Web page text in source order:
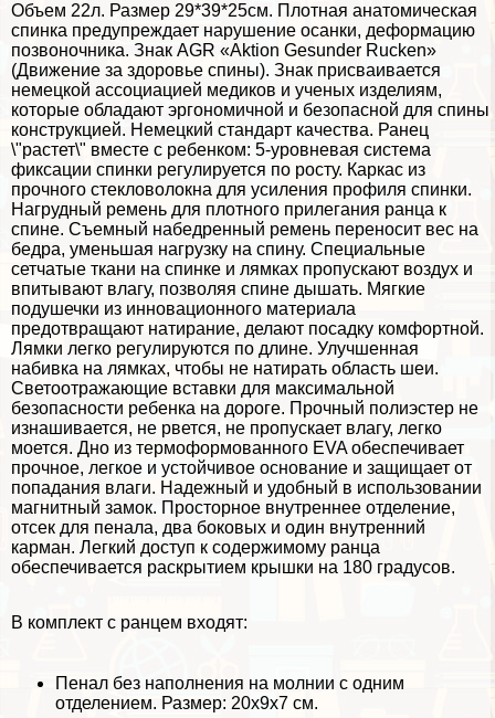
Объем 22л. Размер 29*39*25см. Плотная анатомическая
спинка предупреждает нарушение осанки, деформацию
позвоночника. Знак AGR «Aktion Gesunder Rucken»
(Движение за здоровье спины). Знак присваивается
немецкой ассоциацией медиков и ученых изделиям,
которые обладают эргономичной и безопасной для спины
конструкцией. Немецкий стандарт качества. Ранец
\"растет\" вместе с ребенком: 5-уровневая система
фиксации спинки регулируется по росту. Каркас из
прочного стекловолокна для усиления профиля спинки.
Нагрудный ремень для плотного прилегания ранца к
спине. Съемный набедренный ремень переносит вес на
бедра, уменьшая нагрузку на спину. Специальные
сетчатые ткани на спинке и лямках пропускают воздух и
впитывают влагу, позволяя спине дышать. Мягкие
подушечки из инновационного материала
предотвращают натирание, делают посадку комфортной.
Лямки легко регулируются по длине. Улучшенная
набивка на лямках, чтобы не натирать область шеи.
Светоотражающие вставки для максимальной
безопасности ребенка на дороге. Прочный полиэстер не
изнашивается, не рвется, не пропускает влагу, легко
моется. Дно из термоформованного EVA обеспечивает
прочное, легкое и устойчивое основание и защищает от
попадания влаги. Надежный и удобный в использовании
магнитный замок. Просторное внутреннее отделение,
отсек для пенала, два боковых и один внутренний
карман. Легкий доступ к содержимому ранца
обеспечивается раскрытием крышки на 180 градусов.
В комплект с ранцем входят:
Пенал без наполнения на молнии с одним
отделением. Размер: 20х9х7 см.